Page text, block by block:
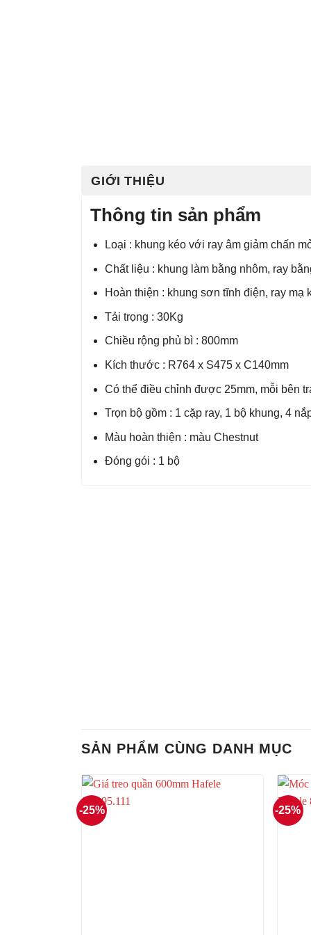
GIỚI THIỆU
Thông tin sản phẩm
Loại : khung kéo với ray âm giảm chấn
Chất liệu : khung làm bằng nhôm, ray
Hoàn thiện : khung sơn tĩnh điện, ray mạ
Tải trọng : 30Kg
Chiều rộng phủ bì : 800mm
Kích thước : R764 x S475 x C140mm
Có thể điều chỉnh được 25mm, mỗi bên
Trọn bộ gồm : 1 cặp ray, 1 bộ khung, 4
Màu hoàn thiện : màu Chestnut
Đóng gói : 1 bộ
SẢN PHẨM CÙNG DANH MỤC
-25% -25%